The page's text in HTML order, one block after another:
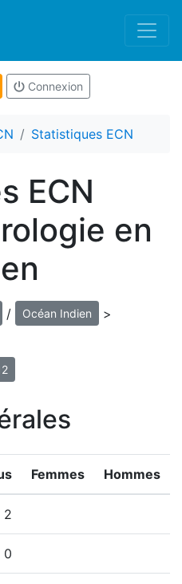
Connexion
Statistiques ECN
ECN
en
/ Océan Indien >
Femmes Hommes
2
0